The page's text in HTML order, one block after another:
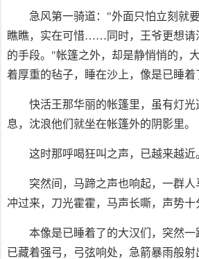
急风第一骑道："外面只怕立刻就
瞧瞧，实在可惜……同时，王爷更想请
的手段。"帐篷之外，却是静悄悄的，
着厚重的毡子，睡在沙上，像是已睡着
快活王那华丽的帐篷里，虽有灯光
息，沈浪他们就坐在帐篷外的阴影里。
这时那呼喝狂叫之声，已越来越近
突然间，马蹄之声也响起，一群
冲过来，刀光霍霍，马声长嘶，声势十
本像是已睡着了的大汉们，突然
已藏着强弓，弓弦响处，急箭暴雨般射